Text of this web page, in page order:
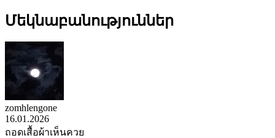
Մեկնաբանություններ
zomhlengone
16.01.2026
ถอดเสื้อผ้าเห็นควย